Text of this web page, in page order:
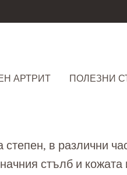
АРТРИТ ПОЛЕЗНИ
в различни
стълб и